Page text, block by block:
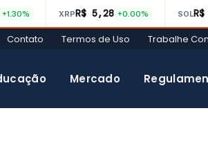
+1.30% XRPR$ 5,28 +0.00% SOL
Contato Termos de Uso Trabalhe
Mercado